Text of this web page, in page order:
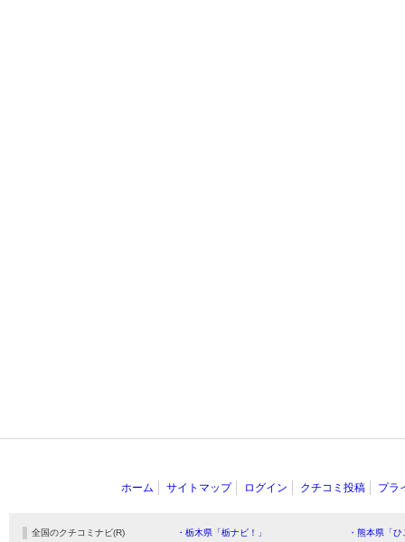
ホーム サイトマップ ログイン クチコミ投稿 プラ
全国のクチコミナビ(R) ・栃木県「栃ナビ！」 ・熊本県「